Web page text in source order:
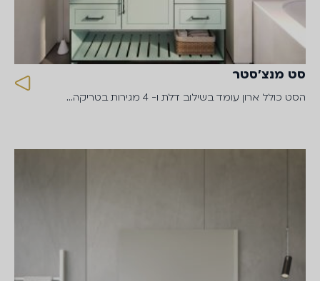
סט מנצ'סטר
הסט כולל ארון עומד בשילוב דלת ו- 4 מגירות בטריקה…